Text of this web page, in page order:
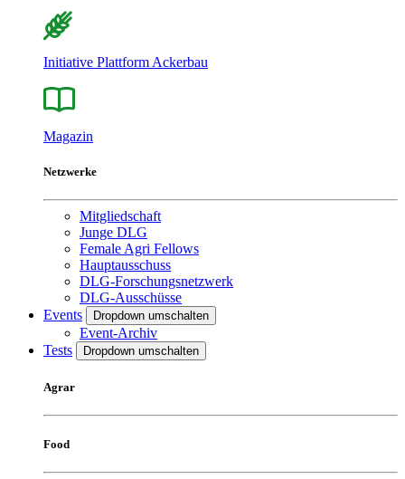
Initiative Plattform Ackerbau
Magazin
Netzwerke
Mitgliedschaft
Junge DLG
Female Agri Fellows
Hauptausschuss
DLG-Forschungsnetzwerk
DLG-Ausschüsse
Events
Dropdown umschalten
Event-Archiv
Tests
Dropdown umschalten
Agrar
Food